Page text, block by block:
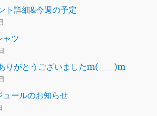
ト詳細&今週の予定
ャツ
りがとうございましたm(_ _)m
ュールのお知らせ